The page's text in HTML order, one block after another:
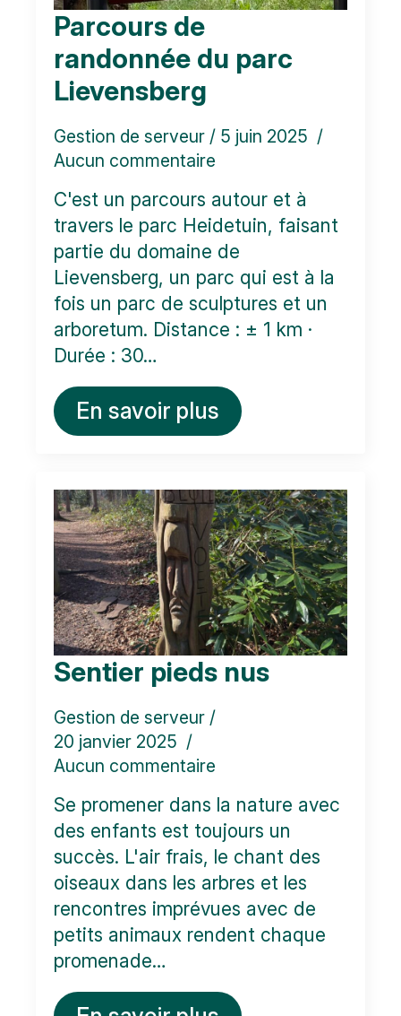
Parcours de
randonnée du parc
Lievensberg
Gestion de serveur
5 juin 2025
Aucun commentaire
C'est un parcours autour et à
travers le parc Heidetuin, faisant
partie du domaine de
Lievensberg, un parc qui est à la
fois un parc de sculptures et un
arboretum. Distance : ± 1 km ·
Durée : 30…
En savoir plus
Sentier pieds nus
Gestion de serveur
20 janvier 2025
Aucun commentaire
Se promener dans la nature avec
des enfants est toujours un
succès. L'air frais, le chant des
oiseaux dans les arbres et les
rencontres imprévues avec de
petits animaux rendent chaque
promenade…